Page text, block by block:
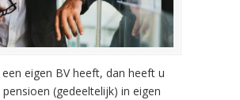
eigen BV heeft, dan heeft u
(gedeeltelijk) in eigen